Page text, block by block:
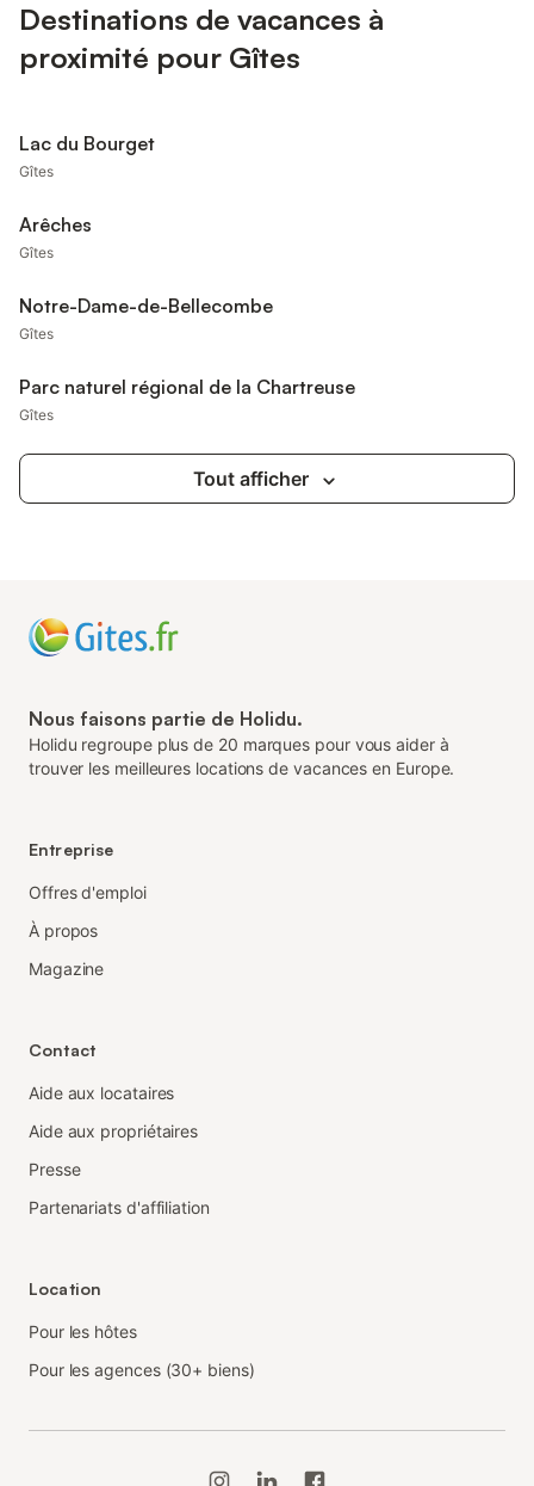
Destinations de vacances à
proximité pour Gîtes
Lac du Bourget
Gîtes
Arêches
Gîtes
Notre-Dame-de-Bellecombe
Gîtes
Parc naturel régional de la Chartreuse
Gîtes
Tout afficher
Nous faisons partie de Holidu.
Holidu regroupe plus de 20 marques pour vous aider à
trouver les meilleures locations de vacances en Europe.
Entreprise
Offres d'emploi
À propos
Magazine
Contact
Aide aux locataires
Aide aux propriétaires
Presse
Partenariats d'affiliation
Location
Pour les hôtes
Pour les agences (30+ biens)